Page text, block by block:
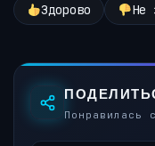
Здорово Не
Понравилась